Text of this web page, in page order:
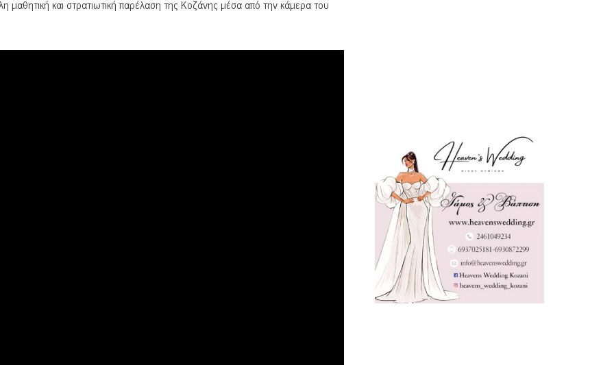
και στρατιωτική παρέλαση της Κοζάνης μέσα από την κάμερα του